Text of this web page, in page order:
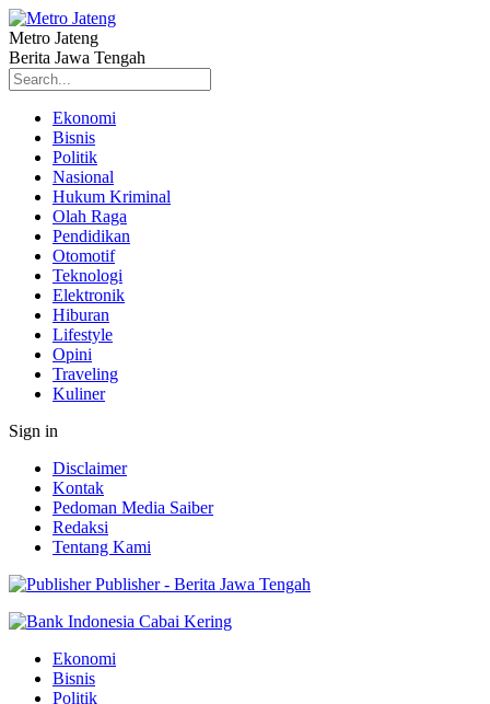
Metro Jateng
Berita Jawa Tengah
Ekonomi
Bisnis
Politik
Nasional
Hukum Kriminal
Olah Raga
Pendidikan
Otomotif
Teknologi
Elektronik
Hiburan
Lifestyle
Opini
Traveling
Kuliner
Sign in
Disclaimer
Kontak
Pedoman Media Saiber
Redaksi
Tentang Kami
Publisher - Berita Jawa Tengah
Ekonomi
Bisnis
Politik